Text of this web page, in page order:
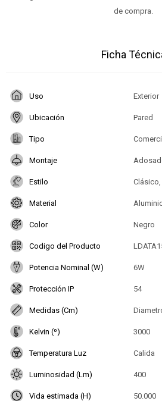
de compra.
Ficha
Uso Exterior
Ubicación Pared
Tipo
Montaje
Estilo
Material
Color Negro
Codigo del Producto
Potencia Nominal (W) 6W
Protección IP 54
Medidas (Cm)
Kelvin (º) 3000
Temperatura Luz Calida
Luminosidad (Lm) 400
Vida estimada (H) 50.000